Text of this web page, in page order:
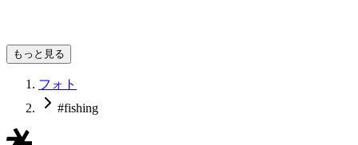
もっと見る
フォト
#fishing